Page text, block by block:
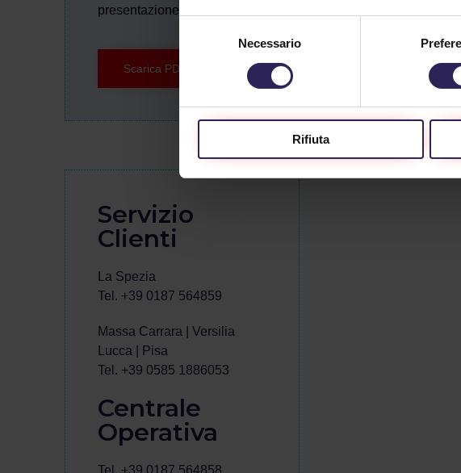
consenso
Necessario
Rifiuta
presentazione.
Scarica PDF
Servizio
Clienti
La Spezia
Tel. +39 0187 564859
Massa Carrara | Versilia
Lucca | Pisa
Tel. +39 0585 1886053
Centrale
Operativa
Tel. +39 0187 564858